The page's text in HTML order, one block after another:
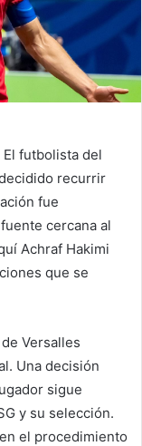
futbolista del
recurrir
fue
cercana al
Achraf Hakimi
que se
Versalles
Una decisión
sigue
y su selección.
el procedimiento